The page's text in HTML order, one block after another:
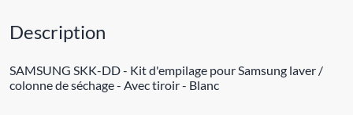
Description
SAMSUNG SKK-DD - Kit d'empilage pour Samsung laver /
colonne de séchage - Avec tiroir - Blanc